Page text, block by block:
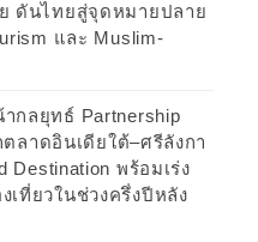
ดันไทยสู่จุดหมายปลาย
และ Muslim-
กลยุทธ์ Partnership
ตลาดอินเดียใต้–ศรีลังกา
Destination พร้อมเร่ง
เที่ยวในช่วงครึ่งปีหลัง